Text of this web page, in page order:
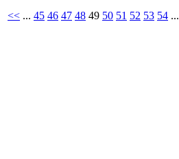
<< ... 45 46 47 48 49 50 51 52 53 54 ...